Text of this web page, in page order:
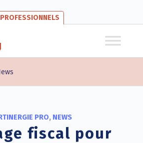
PROFESSIONNELS
PRO, NEWS
fiscal pour